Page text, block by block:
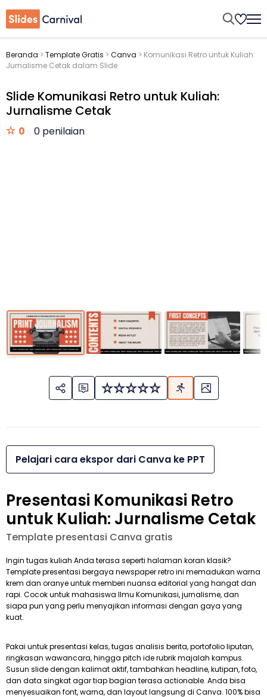
Beranda > Template Gratis > Canva > Komunikasi Retro untuk Kuliah:
Jurnalisme Cetak dalam Slide
Slide Komunikasi Retro untuk Kuliah:
Jurnalisme Cetak
0 0 penilaian
Pelajari cara ekspor dari Canva ke PPT
Presentasi Komunikasi Retro
untuk Kuliah: Jurnalisme Cetak
Template presentasi Canva gratis
Ingin tugas kuliah Anda terasa seperti halaman koran klasik?
Template presentasi bergaya newspaper retro ini memadukan warna
krem dan oranye untuk memberi nuansa editorial yang hangat dan
rapi. Cocok untuk mahasiswa Ilmu Komunikasi, jurnalisme, dan
siapa pun yang perlu menyajikan informasi dengan gaya yang
kuat.
Pakai untuk presentasi kelas, tugas analisis berita, portofolio liputan,
ringkasan wawancara, hingga pitch ide rubrik majalah kampus.
Susun slide dengan kalimat aktif, tambahkan headline, kutipan, foto,
dan data singkat agar tiap bagian terasa actionable. Anda bisa
menyesuaikan font, warna, dan layout langsung di Canva. 100% bisa